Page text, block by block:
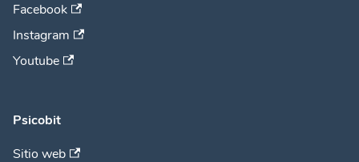
Facebook
Instagram
Youtube
Psicobit
Sitio web